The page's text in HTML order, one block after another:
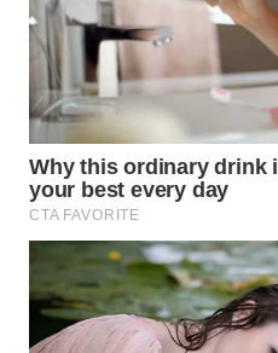
INFRASTRUKTUR
WAHANA
KONSUMEN
WAHANA
LISTRIK
WAHANA
TRAVEL
WAHANA